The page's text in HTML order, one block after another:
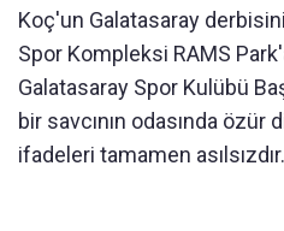
Koç'un Galatasaray
Spor Kompleksi RAMS
Galatasaray Spor Kulübü
bir savcının odasında özür
ifadeleri tamamen asılsızdır.